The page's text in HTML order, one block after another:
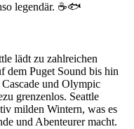
legendär. ☕🐟
lädt zu zahlreichen
dem Puget Sound bis hin
und Olympic
grenzenlos. Seattle
milden Wintern, was es
und Abenteurer macht.